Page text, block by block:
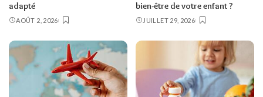
adapté
AOÛT 2, 2026
bien-être de votre enfant ?
JUILLET 29, 2026